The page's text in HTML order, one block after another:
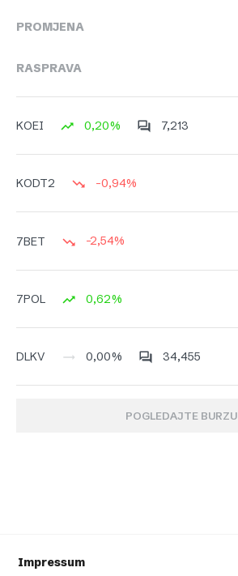
PROMJENA
RASPRAVA
KOEI 0,20% 7,213
KODT2 -0,94%
7BET -2,54%
7POL 0,62%
DLKV 0,00% 34,455
POGLEDAJTE BURZU
Impressum